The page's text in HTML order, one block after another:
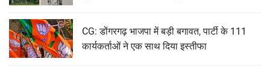
CG: डोंगरगढ़ भाजपा में बड़ी बगावत, पार्टी के 111
कार्यकर्ताओं ने एक साथ दिया इस्तीफा